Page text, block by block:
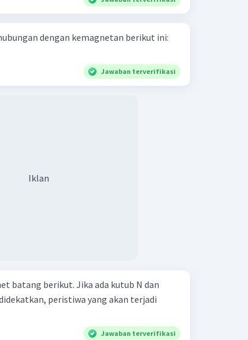
dengan kemagnetan berikut ini:
Jawaban terverifikasi
Iklan
batang berikut. Jika ada kutub N dan
peristiwa yang akan terjadi
Jawaban terverifikasi